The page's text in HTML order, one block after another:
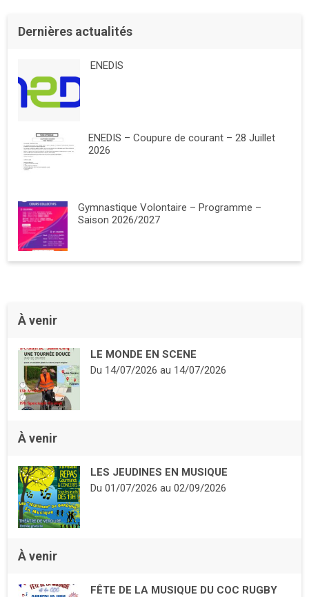
Dernières actualités
ENEDIS
ENEDIS – Coupure de courant – 28 Juillet
2026
Gymnastique Volontaire – Programme –
Saison 2026/2027
À venir
LE MONDE EN SCENE
Du 14/07/2026au 14/07/2026
À venir
LES JEUDINES EN MUSIQUE
Du 01/07/2026au 02/09/2026
À venir
FÊTE DE LA MUSIQUE DU COC RUGBY